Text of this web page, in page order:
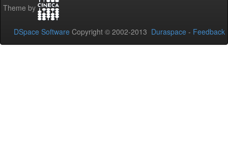
Theme by
DSpace Software Copyright © 2002-2013 Duraspace - Feedback